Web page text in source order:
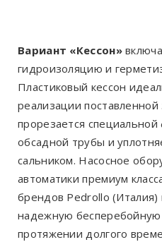
Вариант «Кессон»
гидроизоляцию и
Пластиковый кессон
реализации
прорезается
обсадной трубы и
сальником. Насосное
автоматики премиум
брендов Pedrollo (Италия)
надежную бесперебойную
протяжении долгого